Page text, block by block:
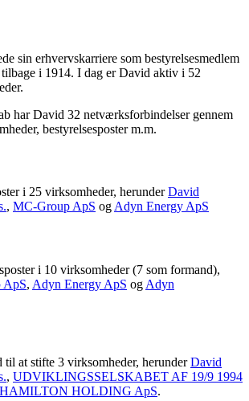
sin erhvervskarriere som bestyrelsesmedlem
i 1914. I dag er David aktiv i 52
har David 32 netværksforbindelser gennem
bestyrelsesposter m.m.
i 25 virksomheder, herunderDavid
, MC-Group ApS ogAdyn Energy ApS
i 10 virksomheder (7 som formand),
ApS, Adyn Energy ApS og Adyn
at stifte 3 virksomheder, herunderDavid
, UDVIKLINGSSELSKABET AF 19/9 1994
HOLDING ApS.